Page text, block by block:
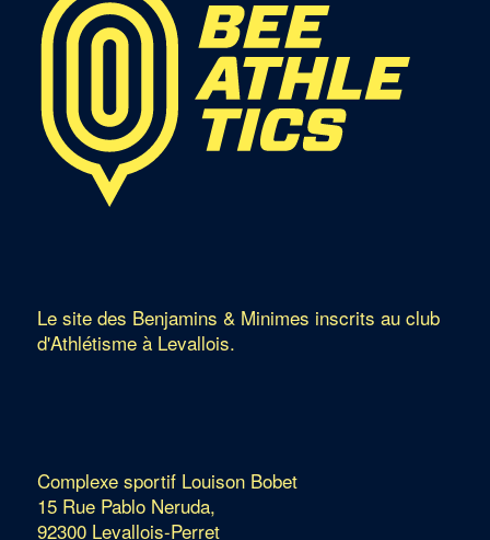
Le site des Benjamins & Minimes inscrits au club
d'Athlétisme à Levallois.
Complexe sportif Louison Bobet
15 Rue Pablo Neruda,
92300 Levallois-Perret